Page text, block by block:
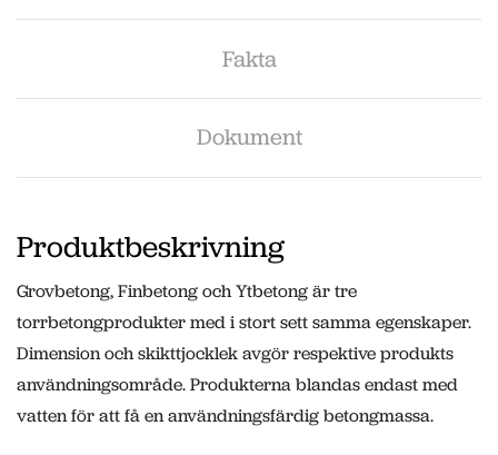
Fakta
Dokument
Produktbeskrivning
Grovbetong, Finbetong och Ytbetong är tre
torrbetongprodukter med i stort sett samma egenskaper.
Dimension och skikttjocklek avgör respektive produkts
användningsområde. Produkterna blandas endast med
vatten för att få en användningsfärdig betongmassa.